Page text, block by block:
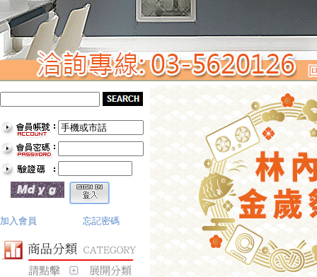
加入會員 忘記密碼